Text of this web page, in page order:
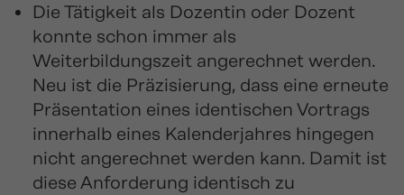
Die Tätigkeit als Dozentin oder Dozent
konnte schon immer als
Weiterbildungszeit angerechnet werden.
Neu ist die Präzisierung, dass eine erneute
Präsentation eines identischen Vortrags
innerhalb eines Kalenderjahres hingegen
nicht angerechnet werden kann. Damit ist
diese Anforderung identisch zu